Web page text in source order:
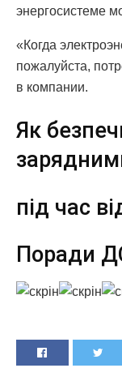
энергосистеме
«Когда
пожалуйста,
в компании.
Як
під час
Поради